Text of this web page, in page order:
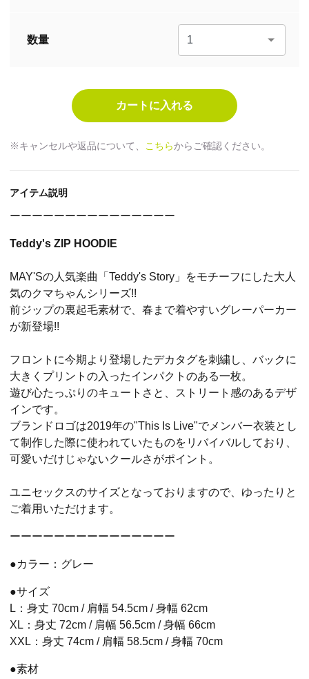
数量
※キャンセルや返品について、 こちらからご確認ください。
アイテム説明
ーーーーーーーーーーーーーーー
Teddy's ZIP HOODIE
MAY'Sの人気楽曲「Teddy's Story」をモチーフにした大人
気のクマちゃんシリーズ!!
前ジップの裏起毛素材で、春まで着やすいグレーパーカー
が新登場!!
フロントに今期より登場したデカタグを刺繍し、バックに
大きくプリントの入ったインパクトのある一枚。
遊び心たっぷりのキュートさと、ストリート感のあるデザ
インです。
ブランドロゴは2019年の"This Is Live"でメンバー衣装とし
て制作した際に使われていたものをリバイバルしており、
可愛いだけじゃないクールさがポイント。
ユニセックスのサイズとなっておりますので、ゆったりと
ご着用いただけます。
ーーーーーーーーーーーーーーー
●カラー：グレー
●サイズ
L：身丈 70cm / 肩幅 54.5cm / 身幅 62cm
XL：身丈 72cm / 肩幅 56.5cm / 身幅 66cm
XXL：身丈 74cm / 肩幅 58.5cm / 身幅 70cm
●素材